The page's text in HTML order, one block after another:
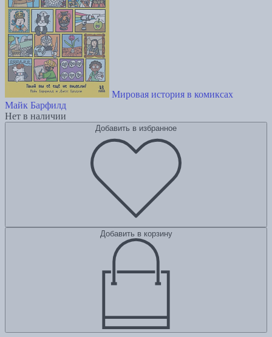
Мировая история в комиксах
Майк Барфилд
Нет в наличии
Добавить в избранное
Добавить в корзину